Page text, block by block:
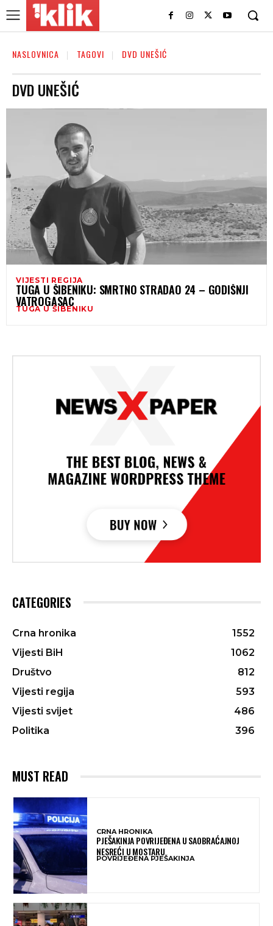
NASLOVNICA TAGOVI DVD UNEŠIĆ
DVD UNEŠIĆ
VIJESTI REGIJA
TUGA U ŠIBENIKU: SMRTNO STRADAO 24 – GODIŠNJI
VATROGASAC
TUGA U ŠIBENIKU
CATEGORIES
Crna hronika
1552
Vijesti BiH
1062
Društvo
812
Vijesti regija
593
Vijesti svijet
486
Politika
396
MUST READ
CRNA HRONIKA
PJEŠAKINJA POVRIJEĐENA U SAOBRAĆAJNOJ
NESREĆI U MOSTARU
POVRIJEĐENA PJEŠAKINJA